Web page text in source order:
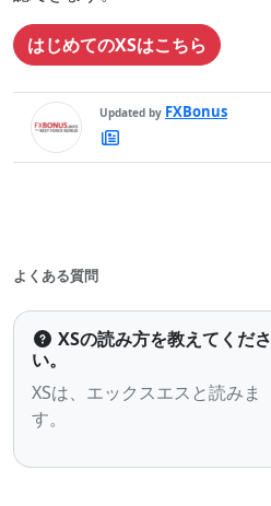
はじめてのXSはこちら
Updated by FXBonus
最
よくある質問
XSの読み方を教えてくださ
い。
XSは、エックスエスと読みま
す。